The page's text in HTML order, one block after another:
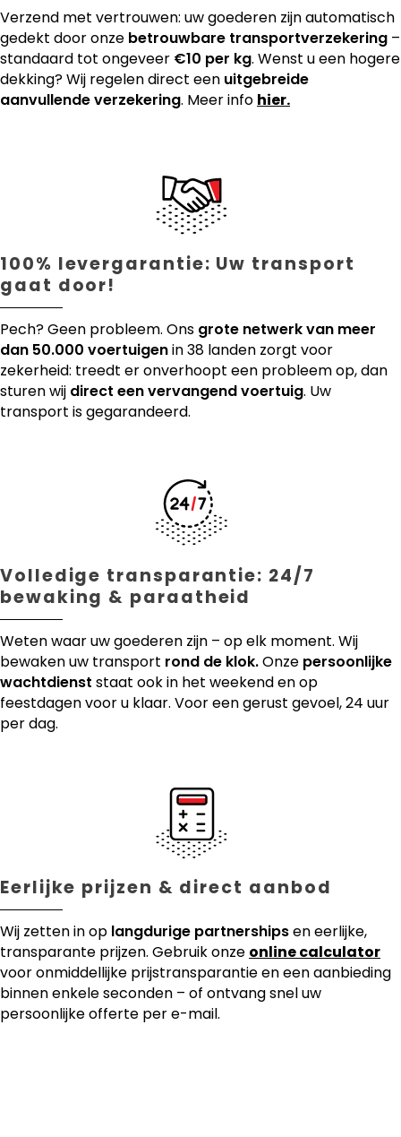
Verzend met vertrouwen: uw goederen zijn automatisch
gedekt door onze betrouwbare transportverzekering –
standaard tot ongeveer €10 per kg. Wenst u een hogere
dekking? Wij regelen direct een uitgebreide
aanvullende verzekering. Meer info hier.
100% levergarantie: Uw transport
gaat door!
Pech? Geen probleem. Ons grote netwerk van meer
dan 50.000 voertuigenin 38 landen zorgt voor
zekerheid: treedt er onverhoopt een probleem op, dan
sturen wij direct een vervangend voertuig. Uw
transport is gegarandeerd.
Volledige transparantie: 24/7
bewaking & paraatheid
Weten waar uw goederen zijn – op elk moment. Wij
bewaken uw transport rond de klok.Onze persoonlijke
wachtdienst staat ook in het weekend en op
feestdagen voor u klaar. Voor een gerust gevoel, 24 uur
per dag.
Eerlijke prijzen & direct aanbod
Wij zetten in op langdurige partnershipsen eerlijke,
transparante prijzen. Gebruik onze online calculator
voor onmiddellijke prijstransparantie en een aanbieding
binnen enkele seconden – of ontvang snel uw
persoonlijke offerte per e-mail.